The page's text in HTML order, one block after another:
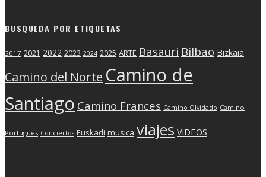
BUSQUEDA POR ETIQUETAS
2017 2021 2022 2023 2024 2025 ARTE Basauri Bilbao Bizkaia
Camino del Norte Camino de
Santiago Camino Frances Camino Olvidado Camino
Portugues Conciertos Euskadi musica viajes ViDEOS